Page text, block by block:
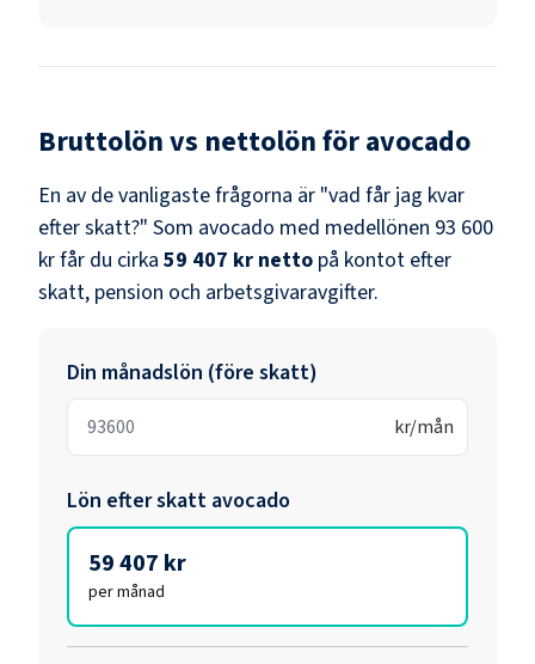
Bruttolön vs nettolön föravocado
En av de vanligaste frågorna är "vad får jag kvar
efter skatt?" Som avocado med medellönen 93 600
krfår du cirka 59 407 kr netto på kontot efter
skatt, pension och arbetsgivaravgifter.
Din månadslön (före skatt)
kr/mån
Lön efter skatt avocado
59 407 kr
per månad